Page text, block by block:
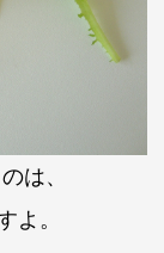
は、
よ。